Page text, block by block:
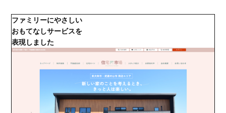
ファミリーにやさしい
おもてなしサービスを
表現しました